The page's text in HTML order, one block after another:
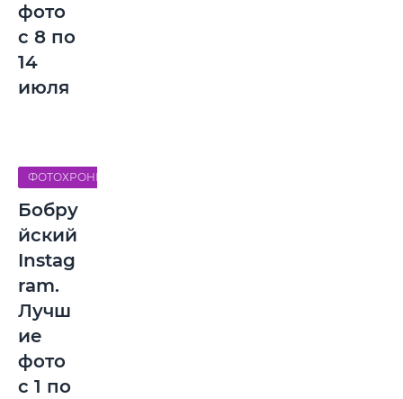
фото
с 8 по
14
июля
ФОТОХРОНИКА
Бобру
йский
Instag
ram.
Лучш
ие
фото
с 1 по